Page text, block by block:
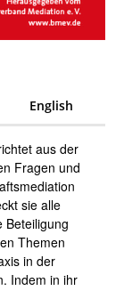
English
aus der
Fragen und
sie alle
Beteiligung
Themen
in der
Indem in ihr